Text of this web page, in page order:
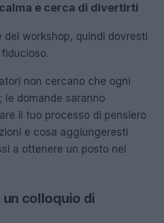
e cerca di divertirti
del workshop, quindi dovresti
non cercano che ogni
le domande saranno
il tuo processo di pensiero
e cosa aggiungeresti
a ottenere un posto nel
un colloquio di